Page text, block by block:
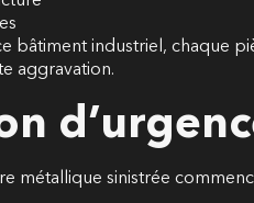
bâtiment industriel, chaque
aggravation.
métallique sinistrée